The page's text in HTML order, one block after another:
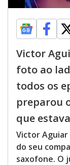
Victor
foto ao
todos os
preparou
que
Victor
do seu
saxofone. O